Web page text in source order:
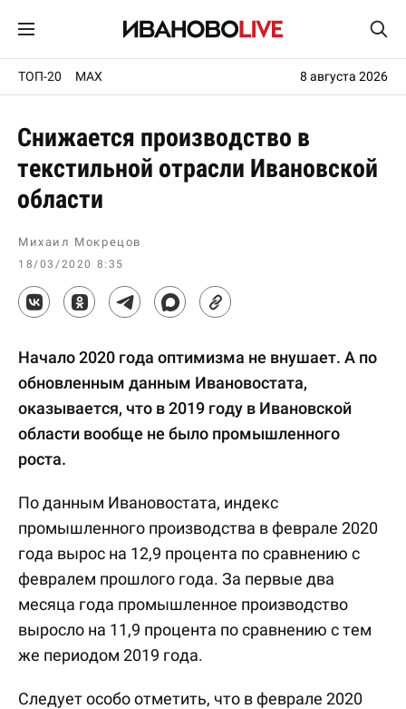
ТОП-20 MAX 8 августа 2026
Снижается производство в
текстильной отрасли Ивановской
области
Михаил Мокрецов
18/03/2020 8:35
Начало 2020 года оптимизма не внушает. А по
обновленным данным Ивановостата,
оказывается, что в 2019 году в Ивановской
области вообще не было промышленного
роста.
По данным Ивановостата, индекс
промышленного производства в феврале 2020
года вырос на 12,9 процента по сравнению с
февралем прошлого года. За первые два
месяца года промышленное производство
выросло на 11,9 процента по сравнению с тем
же периодом 2019 года.
Следует особо отметить, что в феврале 2020